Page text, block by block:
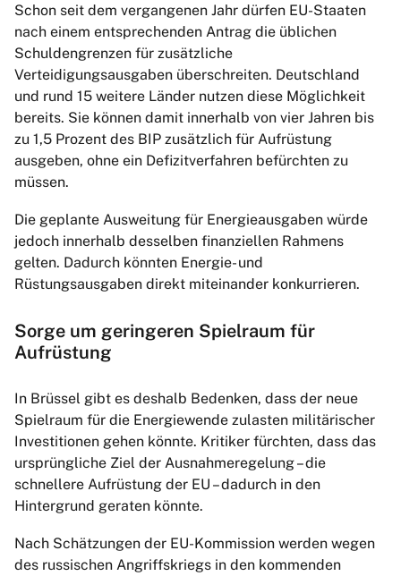
Schon seit dem vergangenen Jahr dürfen EU-Staaten
nach einem entsprechenden Antrag die üblichen
Schuldengrenzen für zusätzliche
Verteidigungsausgaben überschreiten. Deutschland
und rund 15 weitere Länder nutzen diese Möglichkeit
bereits. Sie können damit innerhalb von vier Jahren bis
zu 1,5 Prozent des BIP zusätzlich für Aufrüstung
ausgeben, ohne ein Defizitverfahren befürchten zu
müssen.
Die geplante Ausweitung für Energieausgaben würde
jedoch innerhalb desselben finanziellen Rahmens
gelten. Dadurch könnten Energie- und
Rüstungsausgaben direkt miteinander konkurrieren.
Sorge um geringeren Spielraum für
Aufrüstung
In Brüssel gibt es deshalb Bedenken, dass der neue
Spielraum für die Energiewende zulasten militärischer
Investitionen gehen könnte. Kritiker fürchten, dass das
ursprüngliche Ziel der Ausnahmeregelung – die
schnellere Aufrüstung der EU – dadurch in den
Hintergrund geraten könnte.
Nach Schätzungen der EU-Kommission werden wegen
des russischen Angriffskriegs in den kommenden